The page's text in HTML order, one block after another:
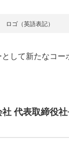
ロゴ（英語表記）
して新たなコー
代表取締役